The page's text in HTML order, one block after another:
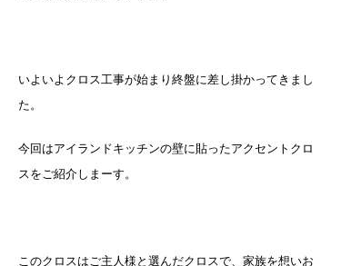
いよいよクロス工事が始まり終盤に差し掛かってきまし
た。
今回はアイランドキッチンの壁に貼ったアクセントクロ
スをご紹介しまーす。
このクロスはご主人様と選んだクロスで、家族を想いお